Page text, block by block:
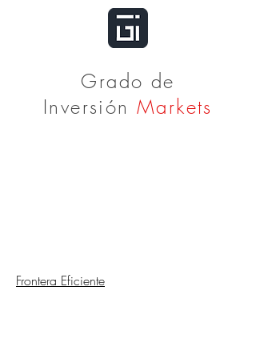
Grado de
InversiónMarkets
Frontera Eficiente